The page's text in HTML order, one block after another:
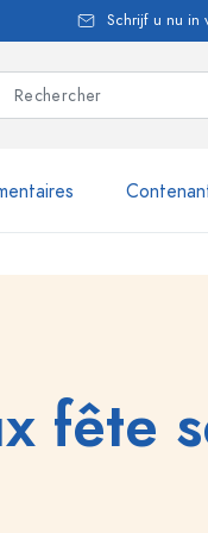
Schrijf u nu in
fête